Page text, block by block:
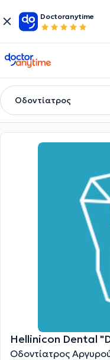
Doctoranytime
doctoranytime
Οδοντίατρος
Hellinicon Dental
Οδοντίατρος